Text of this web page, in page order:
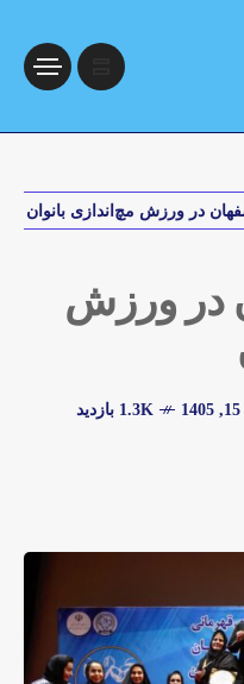
در ورزش مچ‌اندازی بانوان
در ورزش
1.3K بازدید